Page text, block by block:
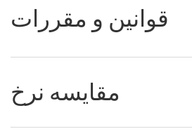
قوانین و مقررات
مقایسه نرخ